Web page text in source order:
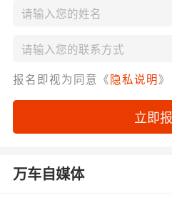
报名即视为同意《隐私说明》
立即
万车自媒体